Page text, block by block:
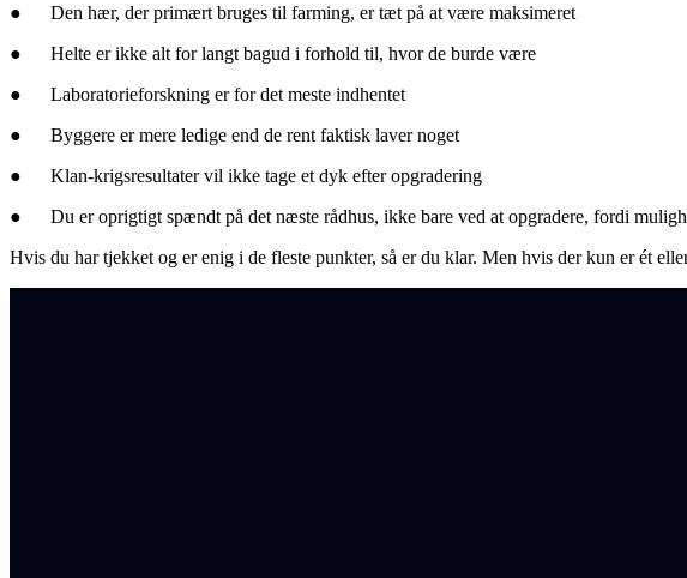
● Den hær, der primært bruges til farming, er tæt på at være maksimeret
● Helte er ikke alt for langt bagud i forhold til, hvor de burde være
● Laboratorieforskning er for det meste indhentet
● Byggere er mere ledige end de rent faktisk laver noget
● Klan-krigsresultater vil ikke tage et dyk efter opgradering
● Du er oprigtigt spændt på det næste rådhus, ikke bare ved at opgradere, fordi
Hvis du har tjekket og er enig i de fleste punkter, så er du klar. Men hvis der kun er ét